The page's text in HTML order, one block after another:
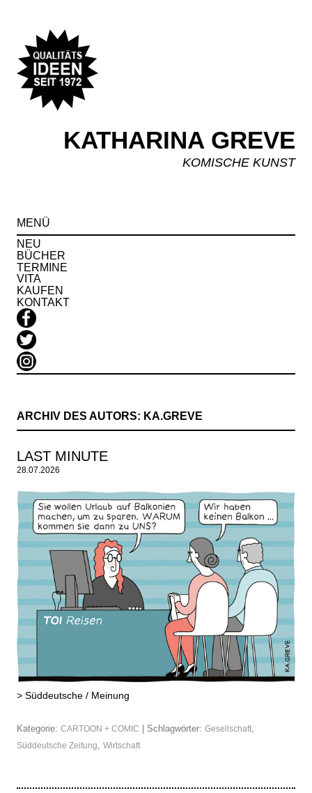
KATHARINA GREVE
KOMISCHE KUNST
MENÜ
NEU
BÜCHER
TERMINE
VITA
KAUFEN
KONTAKT
ARCHIV DES AUTORS: KA.GREVE
LAST MINUTE
28.07.2026
> Süddeutsche / Meinung
Kategorie: CARTOON + COMIC | Schlagwörter: Gesellschaft
Süddeutsche Zeitung Wirtschaft